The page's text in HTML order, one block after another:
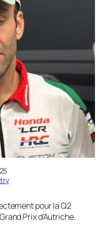
pour la Q2
Prix d’Autriche.